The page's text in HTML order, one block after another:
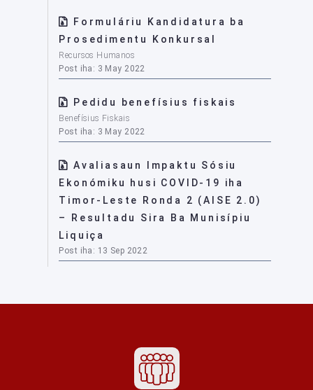
Formuláriu Kandidatura ba
Prosedimentu Konkursal
Recursos Humanos
Post iha: 3 May 2022
Pedidu benefísius fiskais
Benefísius Fiskais
Post iha: 3 May 2022
Avaliasaun Impaktu Sósiu
Ekonómiku husi COVID-19 iha
Timor-Leste Ronda 2 (AISE 2.0)
– Resultadu Sira Ba Munisípiu
Liquiça
Post iha: 13 Sep 2022